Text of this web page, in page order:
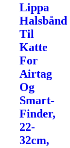
Lippa
Halsbånd
Til
Katte
For
Airtag
Og
Smart-
Finder,
22-
32cm,